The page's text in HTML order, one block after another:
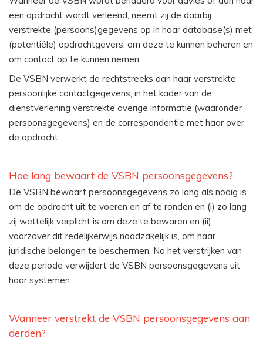
een opdracht wordt verleend, neemt zij de daarbij
verstrekte (persoons)gegevens op in haar database(s) met
(potentiële) opdrachtgevers, om deze te kunnen beheren en
om contact op te kunnen nemen.
De VSBN verwerkt de rechtstreeks aan haar verstrekte
persoonlijke contactgegevens, in het kader van de
dienstverlening verstrekte overige informatie (waaronder
persoonsgegevens) en de correspondentie met haar over
de opdracht.
Hoe lang bewaart de VSBN persoonsgegevens?
De VSBN bewaart persoonsgegevens zo lang als nodig is
om de opdracht uit te voeren en af te ronden en (i) zo lang
zij wettelijk verplicht is om deze te bewaren en (ii)
voorzover dit redelijkerwijs noodzakelijk is, om haar
juridische belangen te beschermen. Na het verstrijken van
deze periode verwijdert de VSBN persoonsgegevens uit
haar systemen.
Wanneer verstrekt de VSBN persoonsgegevens aan
derden?